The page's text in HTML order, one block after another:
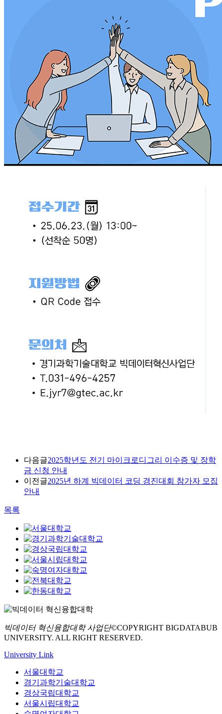
다음글2025학년도 전기 마이크로디그리 이수증 및 장학
금 신청 안내
이전글2025년 하계 빅데이터 코딩 경진대회 참가자 모집
안내
목록
빅데이터 혁신융합대학 사업단©COPYRIGHT BIGDATABUB
UNIVERSITY. ALL RIGHT RESERVED.
University Link
서울대학교
경기과학기술대학교
경상국립대학교
서울시립대학교